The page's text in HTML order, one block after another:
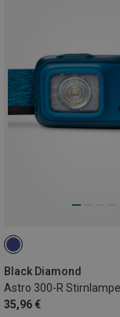
Black Diamond
Astro 300-R Stirnlampe
35,96 €